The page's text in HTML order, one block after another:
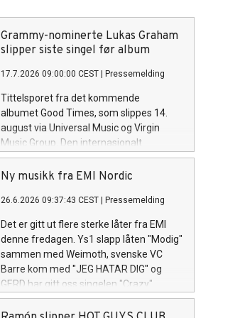
Grammy-nominerte Lukas Graham
slipper siste singel før album
17.7.2026 09:00:00 CEST Pressemelding
Tittelsporet fra det kommende
albumet Good Times, som slippes 14.
august via Universal Music og Virgin
Music Group. Den internasjonalt
anerkjente singer-songwriteren Lukas
Graham slipper i dag «Good Times», det
fra hans kommende album Good Times.
Albumet består av 13 spor og utgis 14.
august.
Ny musikk fra EMI Nordic
26.6.2026 09:37:43 CEST Pressemelding
Det er gitt ut flere sterke låter fra EMI
denne fredagen. Ys1 slapp låten "Modig"
sammen med Weimoth, svenske VC
Barre kom med "JEG HATAR DIG" og
GERD har gitt oss singelen "Crazy".